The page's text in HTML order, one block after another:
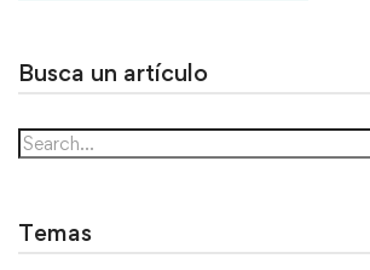
Busca un artículo
Temas